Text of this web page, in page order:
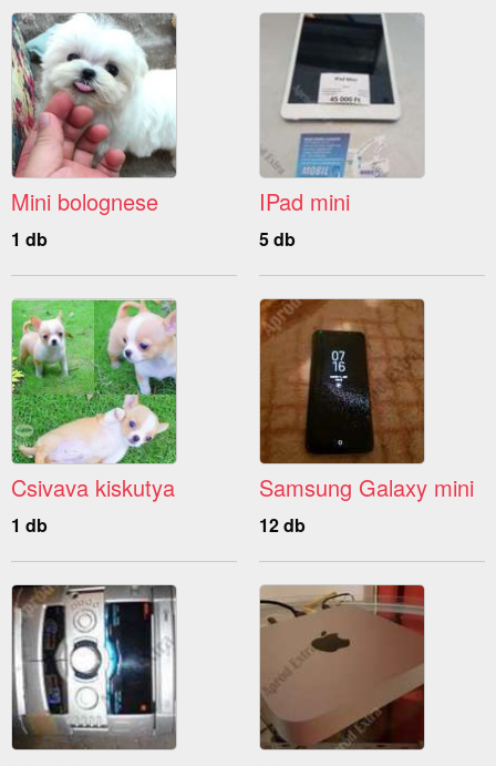
Mini bolognese
1 db
IPad mini
5 db
Csivava kiskutya
1 db
Samsung Galaxy mini
12 db